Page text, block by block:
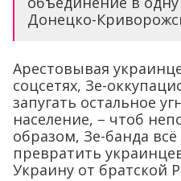
Донецко-
Арестовывая
соцсетях, Зе-
запугать остальное
население, – чтоб
образом, Зе-банда
превратить
Украину от братской